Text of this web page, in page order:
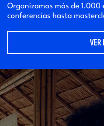
Organizamos más de 1.000
conferencias hasta
VER